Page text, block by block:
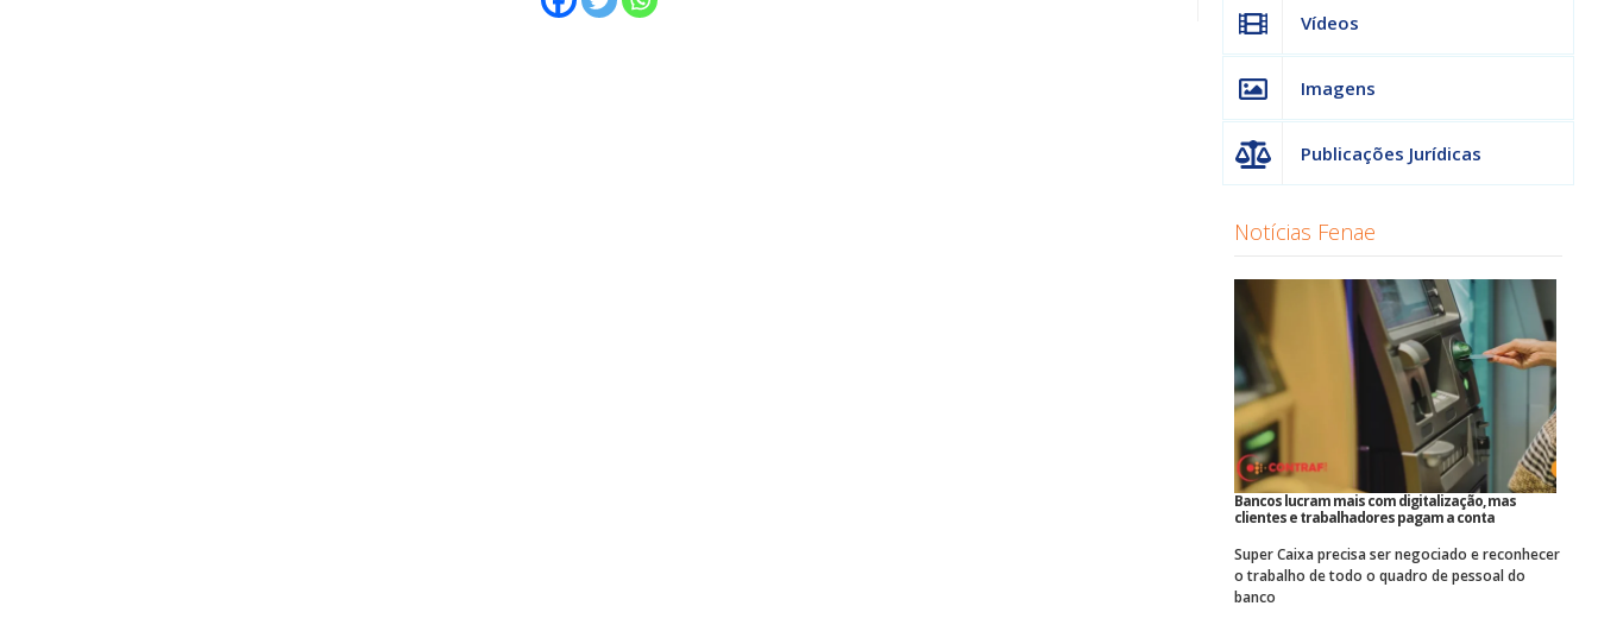
Vídeos
Imagens
Publicações Jurídicas
Notícias Fenae
Bancos lucram mais com digitalização, mas
clientes e trabalhadores pagam a conta
Super Caixa precisa ser negociado e reconhecer
o trabalho de todo o quadro de pessoal do
banco